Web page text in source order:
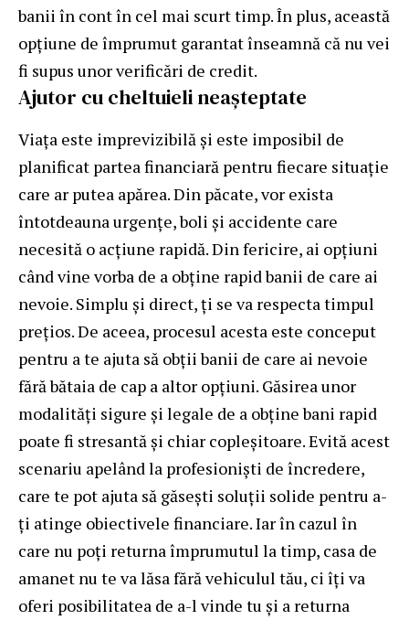
banii în cont în cel mai scurt timp. În plus, această
opțiune de împrumut garantat înseamnă că nu vei
fi supus unor verificări de credit.
Ajutor cu cheltuieli neașteptate
Viața este imprevizibilă și este imposibil de
planificat partea financiară pentru fiecare situație
care ar putea apărea. Din păcate, vor exista
întotdeauna urgențe, boli și accidente care
necesită o acțiune rapidă. Din fericire, ai opțiuni
când vine vorba de a obține rapid banii de care ai
nevoie. Simplu și direct, ți se va respecta timpul
prețios. De aceea, procesul acesta este conceput
pentru a te ajuta să obții banii de care ai nevoie
fără bătaia de cap a altor opțiuni. Găsirea unor
modalități sigure și legale de a obține bani rapid
poate fi stresantă și chiar copleșitoare. Evită acest
scenariu apelând la profesioniști de încredere,
care te pot ajuta să găsești soluții solide pentru a-
ți atinge obiectivele financiare. Iar în cazul în
care nu poți returna împrumutul la timp, casa de
amanet nu te va lăsa fără vehiculul tău, ci îți va
oferi posibilitatea de a-l vinde tu și a returna